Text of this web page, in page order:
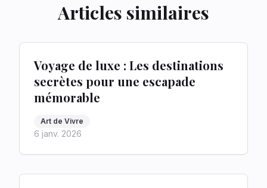
Articles similaires
Voyage de luxe : Les destinations
secrètes pour une escapade
mémorable
Art de Vivre
6 janv. 2026